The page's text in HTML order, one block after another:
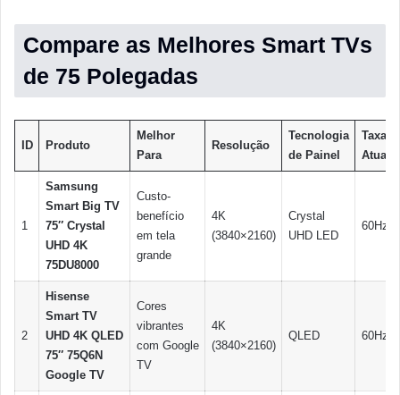
Compare as Melhores Smart TVs
de 75 Polegadas
ID Produto
Melhor
Para
Resolução
Tecnologia
de Painel
Taxa
1
Samsung
Smart Big TV
75″ Crystal
UHD 4K
75DU8000
Custo-
benefício
em tela
grande
4K
(3840×2160)
Crystal
UHD LED
60Hz
2
Hisense
Smart TV
UHD 4K QLED
75″ 75Q6N
Google TV
Cores
vibrantes
com Google
TV
4K
(3840×2160)
QLED 60Hz